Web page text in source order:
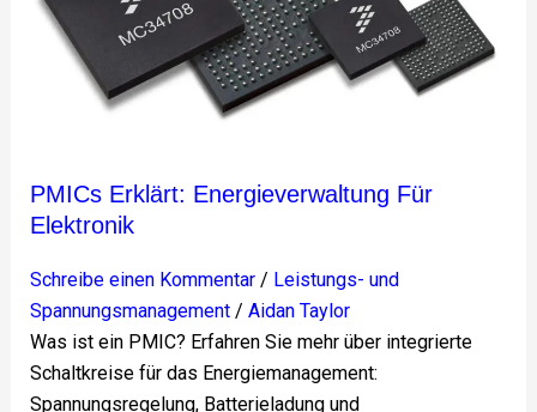
PMICs Erklärt: Energieverwaltung Für
Elektronik
Schreibe einen Kommentar / Leistungs- und
Spannungsmanagement/ Aidan Taylor
Was ist ein PMIC? Erfahren Sie mehr über integrierte
Schaltkreise für das Energiemanagement:
Spannungsregelung, Batterieladung und
für
Elektronik